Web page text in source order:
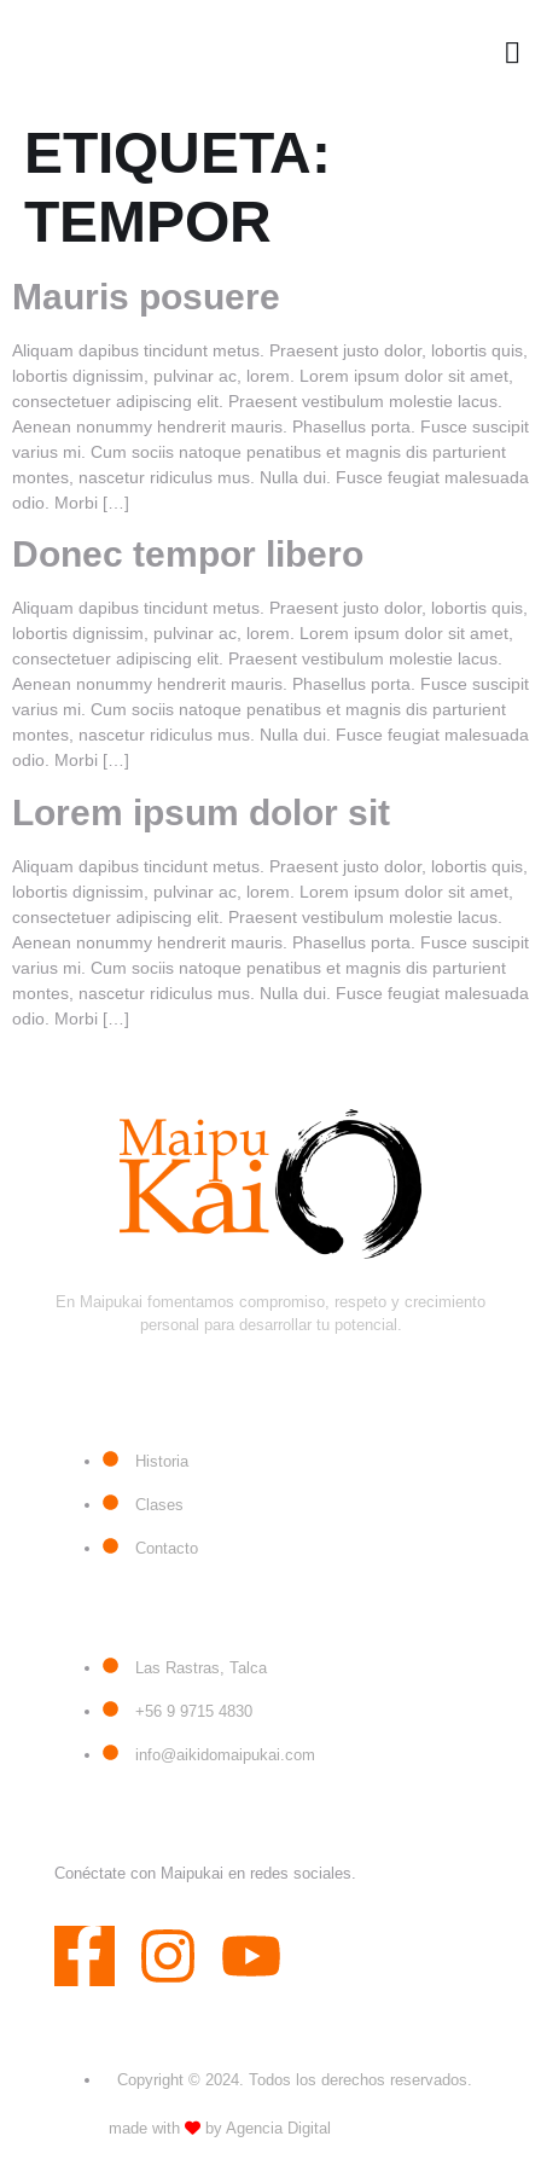
ETIQUETA:
TEMPOR
Mauris posuere
Aliquam dapibus tincidunt metus. Praesent justo dolor, lobortis quis,
lobortis dignissim, pulvinar ac, lorem. Lorem ipsum dolor sit amet,
consectetuer adipiscing elit. Praesent vestibulum molestie lacus.
Aenean nonummy hendrerit mauris. Phasellus porta. Fusce suscipit
varius mi. Cum sociis natoque penatibus et magnis dis parturient
montes, nascetur ridiculus mus. Nulla dui. Fusce feugiat malesuada
odio. Morbi […]
Donec tempor libero
Aliquam dapibus tincidunt metus. Praesent justo dolor, lobortis quis,
lobortis dignissim, pulvinar ac, lorem. Lorem ipsum dolor sit amet,
consectetuer adipiscing elit. Praesent vestibulum molestie lacus.
Aenean nonummy hendrerit mauris. Phasellus porta. Fusce suscipit
varius mi. Cum sociis natoque penatibus et magnis dis parturient
montes, nascetur ridiculus mus. Nulla dui. Fusce feugiat malesuada
odio. Morbi […]
Lorem ipsum dolor sit
Aliquam dapibus tincidunt metus. Praesent justo dolor, lobortis quis,
lobortis dignissim, pulvinar ac, lorem. Lorem ipsum dolor sit amet,
consectetuer adipiscing elit. Praesent vestibulum molestie lacus.
Aenean nonummy hendrerit mauris. Phasellus porta. Fusce suscipit
varius mi. Cum sociis natoque penatibus et magnis dis parturient
montes, nascetur ridiculus mus. Nulla dui. Fusce feugiat malesuada
odio. Morbi […]
En Maipukai fomentamos compromiso, respeto y crecimiento
personal para desarrollar tu potencial.
Historia
Clases
Contacto
Las Rastras, Talca
+56 9 9715 4830
info@aikidomaipukai.com
Conéctate con Maipukai en redes sociales.
Copyright © 2024. Todos los derechos reservados.
made with by Agencia Digital